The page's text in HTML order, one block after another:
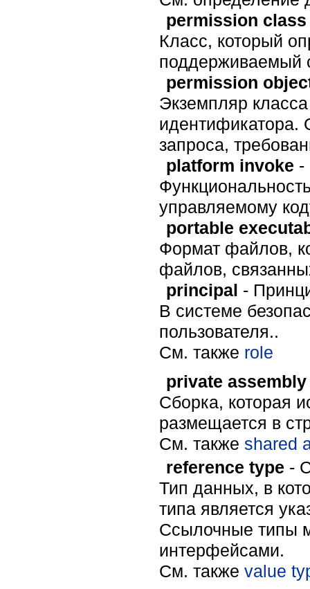
permission class
Класс, который
поддерживаемый
permission
Экземпляр
идентификатора.
запроса,
platform invoke -
управляемому
portable
Формат файлов,
файлов,
principal -
В системе
пользователя..
Cм. также role
private assembly
Сборка, которая
размещается в
Cм. также shared
reference type -
Тип данных, в
типа является
Ссылочные типы
интерфейсами.
Cм. также value